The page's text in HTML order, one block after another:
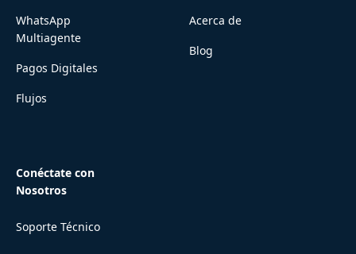
WhatsApp
Multiagente
Pagos Digitales
Flujos
Acerca de
Blog
Conéctate con
Nosotros
Soporte Técnico